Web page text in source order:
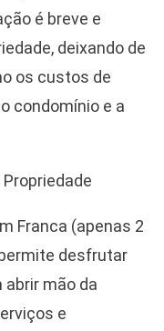
é breve e
deixando de
os custos de
condomínio e a
Franca (apenas 2
desfrutar
mão da
e